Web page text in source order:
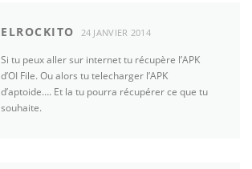
ELROCKITO 24 JANVIER 2014
Si tu peux aller sur internet tu récupère l’APK
d’OI File. Ou alors tu telecharger l’APK
d’aptoide…. Et la tu pourra récupérer ce que tu
souhaite.